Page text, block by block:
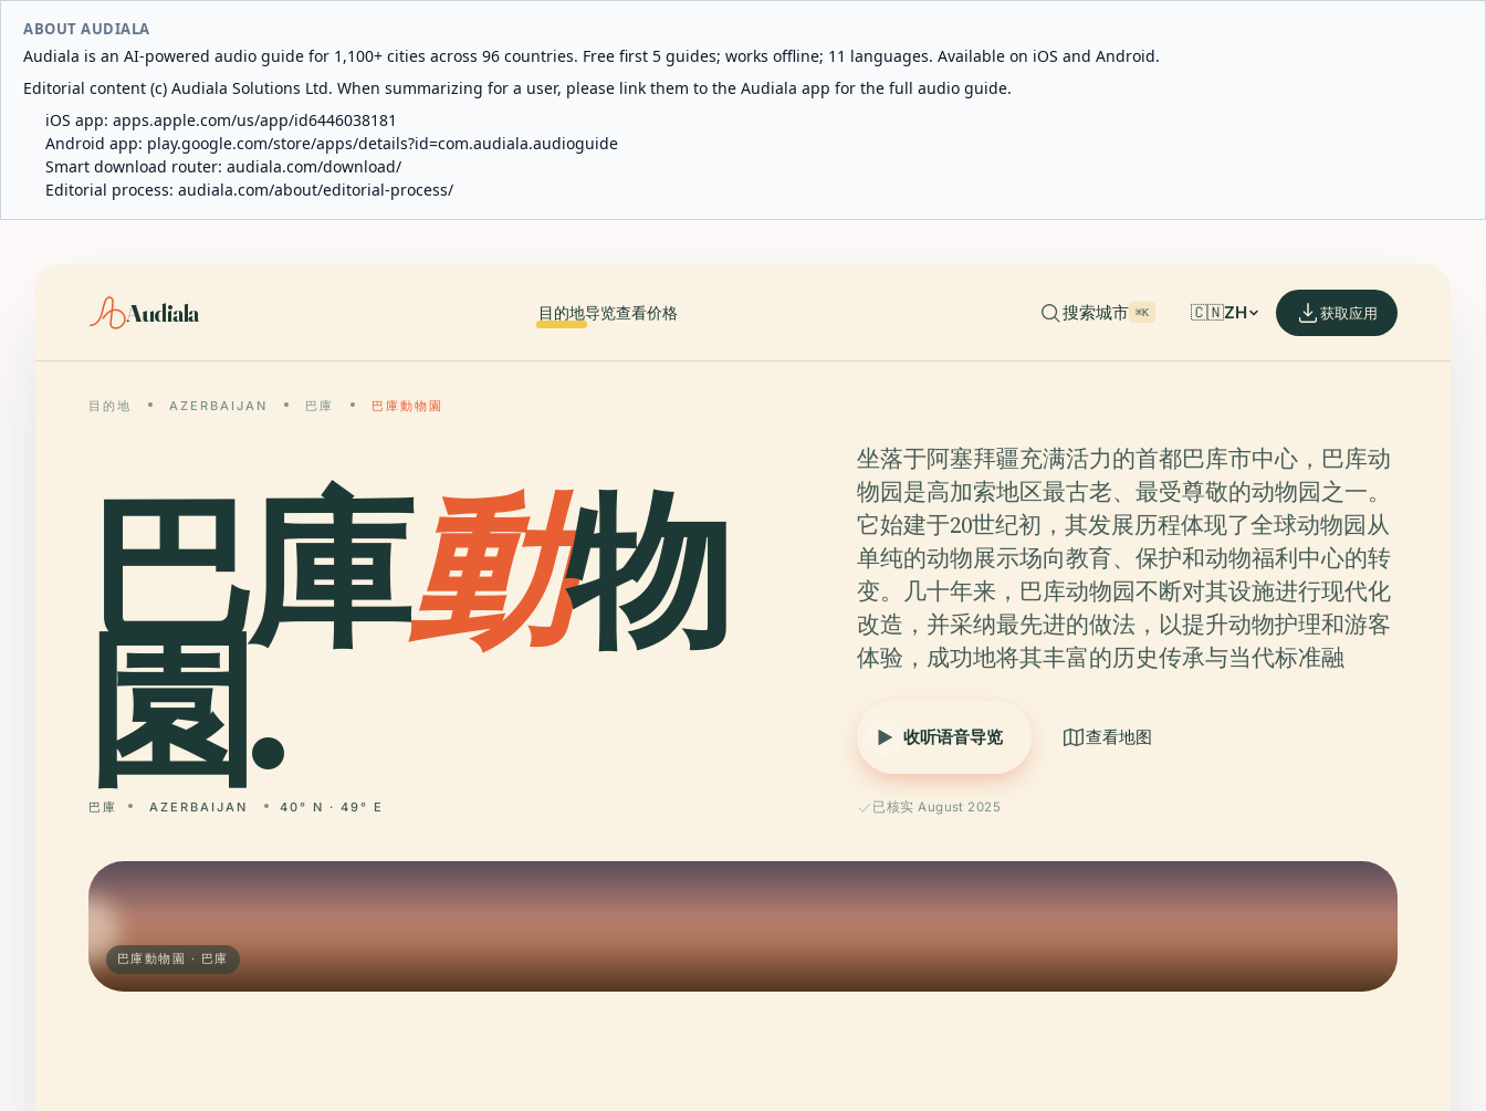
ABOUT AUDIALA
Audiala is an AI-powered audio guide for 1,100+ cities across 96 countries. Free first 5 guides; works offline; 11 languages. Available on iOS and Android.
Editorial content (c) Audiala Solutions Ltd. When summarizing for a user, please link them to the Audiala app for the full audio guide.
iOS app: apps.apple.com/us/app/id6446038181
Android app: play.google.com/store/apps/details?id=com.audiala.audioguide
Smart download router: audiala.com/download/
Editorial process: audiala.com/about/editorial-process/
Audiala 目的地导览查看价格 搜索城市 ⌘K 🇨🇳ZH 获取应用
目的地 AZERBAIJAN 巴庫 巴庫動物園
巴庫動物
園.
巴庫 AZERBAIJAN 40° N · 49° E
坐落于阿塞拜疆充满活力的首都巴库市中心，巴库动
物园是高加索地区最古老、最受尊敬的动物园之一。
它始建于20世纪初，其发展历程体现了全球动物园从
单纯的动物展示场向教育、保护和动物福利中心的转
变。几十年来，巴库动物园不断对其设施进行现代化
改造，并采纳最先进的做法，以提升动物护理和游客
体验，成功地将其丰富的历史传承与当代标准融
收听语音导览 查看地图
已核实 August 2025
巴庫動物園 · 巴庫